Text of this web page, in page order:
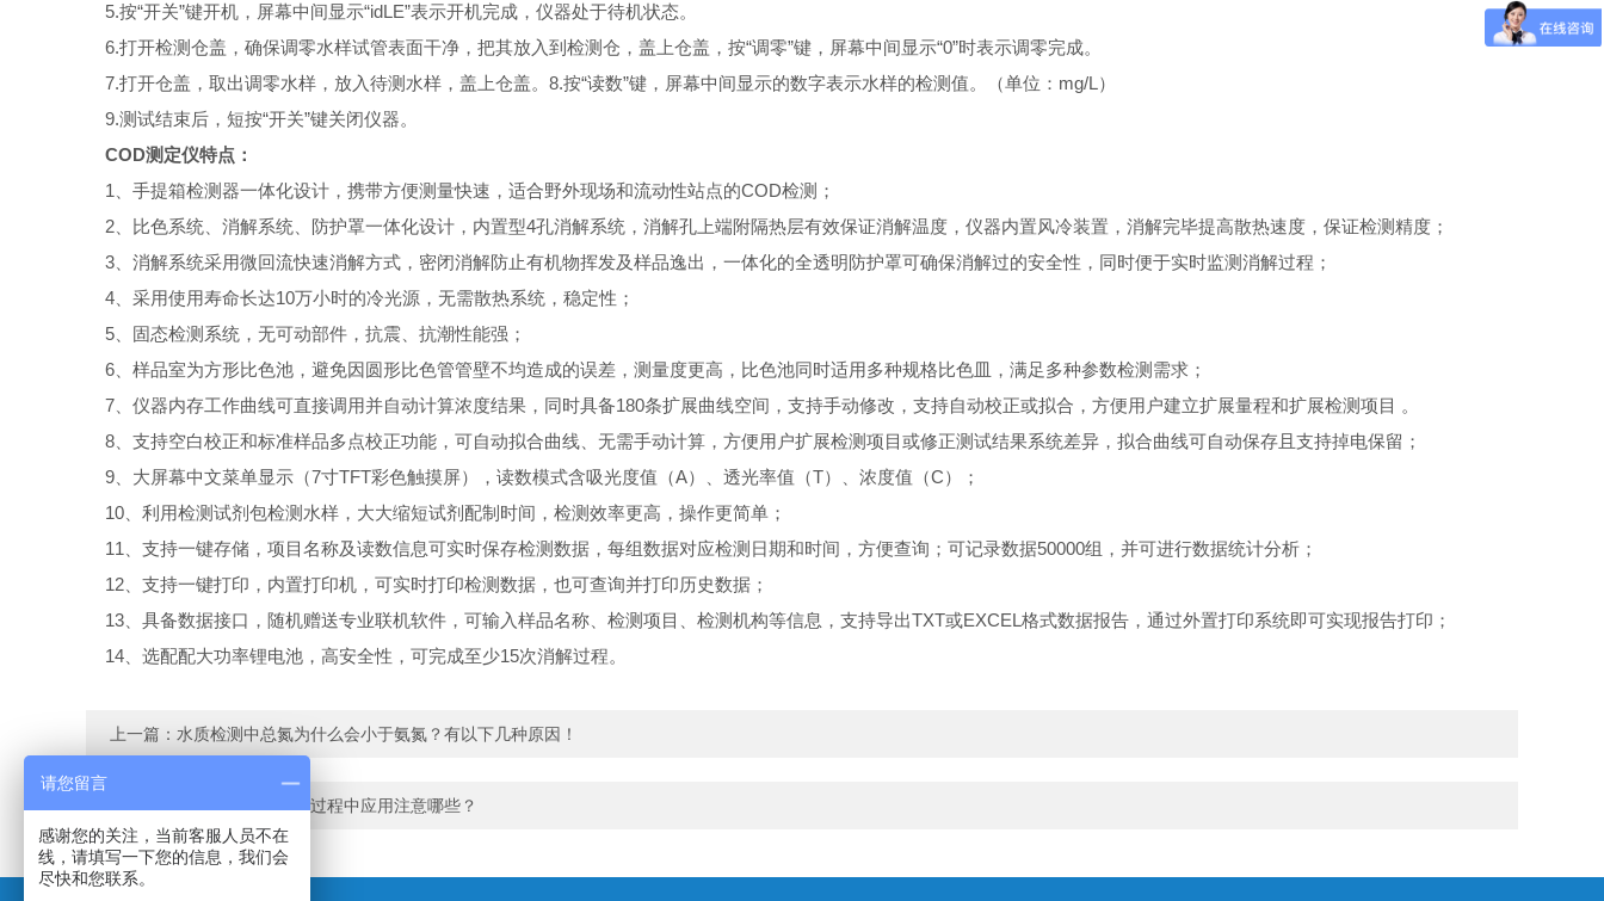
5.按“开关”键开机，屏幕中间显示“idLE”表示开机完成，仪器处于待机状态。
6.打开检测仓盖，确保调零水样试管表面干净，把其放入到检测仓，盖上仓盖，按“调零”键，屏幕中间显示“0”时表示调零完成。
7.打开仓盖，取出调零水样，放入待测水样，盖上仓盖。8.按“读数”键，屏幕中间显示的数字表示水样的检测值。（单位：mg/L）
9.测试结束后，短按“开关”键关闭仪器。
COD测定仪特点：
1、手提箱检测器一体化设计，携带方便测量快速，适合野外现场和流动性站点的COD检测；
2、比色系统、消解系统、防护罩一体化设计，内置型4孔消解系统，消解孔上端附隔热层有效保证消解温度，仪器内置风冷装置，消解完毕提高散热速度，保证检测精度；
3、消解系统采用微回流快速消解方式，密闭消解防止有机物挥发及样品逸出，一体化的全透明防护罩可确保消解过的安全性，同时便于实时监测消解过程；
4、采用使用寿命长达10万小时的冷光源，无需散热系统，稳定性；
5、固态检测系统，无可动部件，抗震、抗潮性能强；
6、样品室为方形比色池，避免因圆形比色管管壁不均造成的误差，测量度更高，比色池同时适用多种规格比色皿，满足多种参数检测需求；
7、仪器内存工作曲线可直接调用并自动计算浓度结果，同时具备180条扩展曲线空间，支持手动修改，支持自动校正或拟合，方便用户建立扩展量程和扩展检测项目 。
8、支持空白校正和标准样品多点校正功能，可自动拟合曲线、无需手动计算，方便用户扩展检测项目或修正测试结果系统差异，拟合曲线可自动保存且支持掉电保留；
9、大屏幕中文菜单显示（7寸TFT彩色触摸屏），读数模式含吸光度值（A）、透光率值（T）、浓度值（C）；
10、利用检测试剂包检测水样，大大缩短试剂配制时间，检测效率更高，操作更简单；
11、支持一键存储，项目名称及读数信息可实时保存检测数据，每组数据对应检测日期和时间，方便查询；可记录数据50000组，并可进行数据统计分析；
12、支持一键打印，内置打印机，可实时打印检测数据，也可查询并打印历史数据；
13、具备数据接口，随机赠送专业联机软件，可输入样品名称、检测项目、检测机构等信息，支持导出TXT或EXCEL格式数据报告，通过外置打印系统即可实现报告打印；
14、选配配大功率锂电池，高安全性，可完成至少15次消解过程。
上一篇： 水质检测中总氮为什么会小于氨氮？有以下几种原因！
红外测油仪在应用过程中应用注意哪些？
请您留言
感谢您的关注，当前客服人员不在
线，请填写一下您的信息，我们会
尽快和您联系。